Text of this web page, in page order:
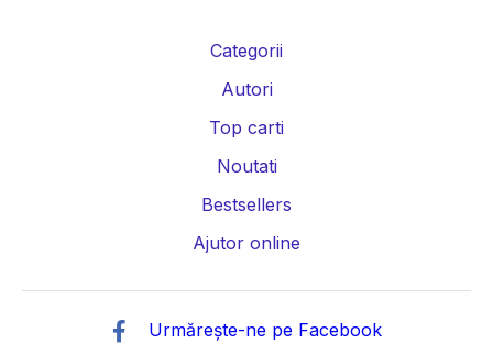
Categorii
Autori
Top carti
Noutati
Bestsellers
Ajutor online
Urmărește-ne pe Facebook